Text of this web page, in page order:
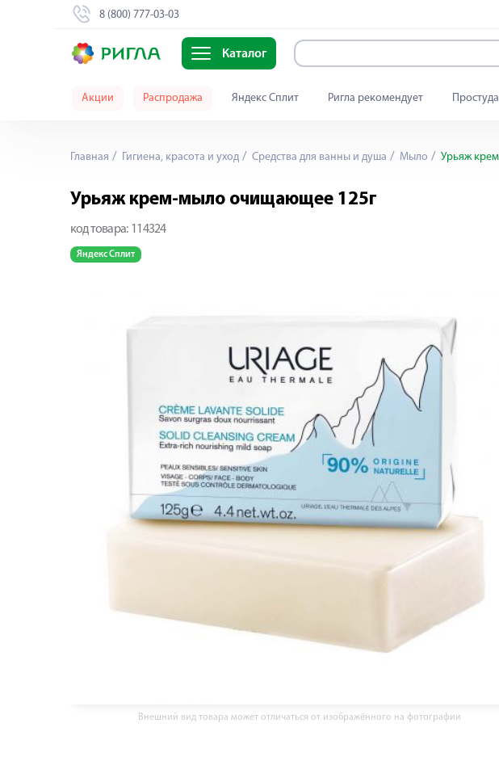
8 (800) 777-03-03
Каталог
Акции Распродажа Яндекс Сплит Ригла рекомендует
Главная Гигиена, красота и уход Средства для ванны и душа Мыло Урьяж
Урьяж крем-мыло очищающее 125г
код товара: 114324
Яндекс Сплит
Внешний вид товара может отличаться от изображённого на фотографии